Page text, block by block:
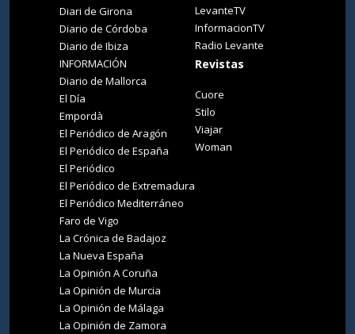
Diari de Girona
Diario de Córdoba
Diario de Ibiza
INFORMACIÓN
Diario de Mallorca
El Día
Empordà
El Periódico de Aragón
El Periódico de España
El Periódico
El Periódico de Extremadura
El Periódico Mediterráneo
Faro de Vigo
La Crónica de Badajoz
La Nueva España
La Opinión A Coruña
La Opinión de Murcia
La Opinión de Málaga
La Opinión de Zamora
LevanteTV
InformacionTV
Radio Levante
Revistas
Cuore
Stilo
Viajar
Woman